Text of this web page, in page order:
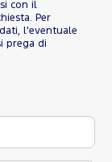
con il
Per
l'eventuale
prega di